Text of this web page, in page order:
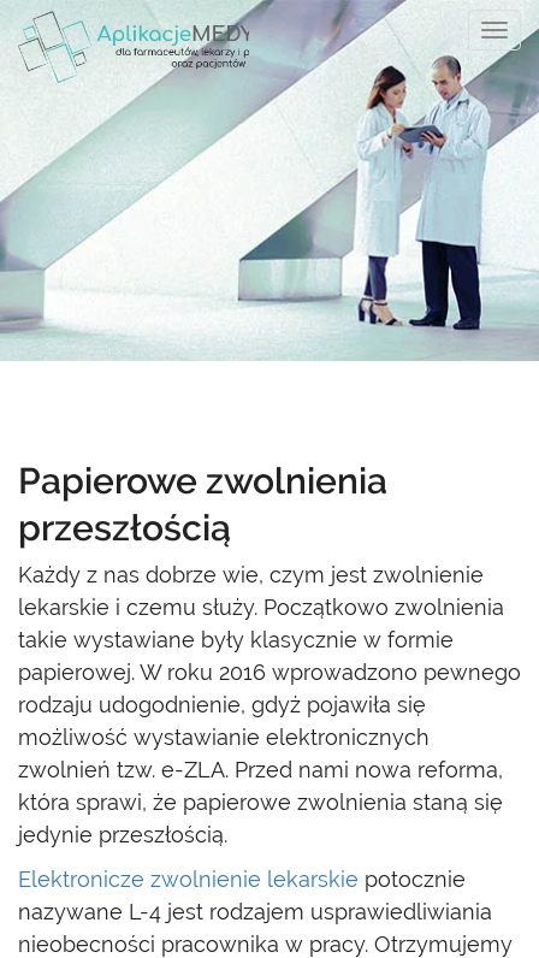
Papierowe zwolnienia
przeszłością
Każdy z nas dobrze wie, czym jest zwolnienie
lekarskie i czemu służy. Początkowo zwolnienia
takie wystawiane były klasycznie w formie
papierowej. W roku 2016 wprowadzono pewnego
rodzaju udogodnienie, gdyż pojawiła się
możliwość wystawianie elektronicznych
zwolnień tzw. e-ZLA. Przed nami nowa reforma,
która sprawi, że papierowe zwolnienia staną się
jedynie przeszłością.
Elektronicze zwolnienie lekarskie potocznie
nazywane L-4 jest rodzajem usprawiedliwiania
nieobecności pracownika w pracy. Otrzymujemy